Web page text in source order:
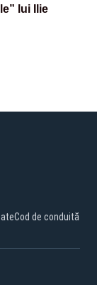
lui Ilie
Cod de conduită